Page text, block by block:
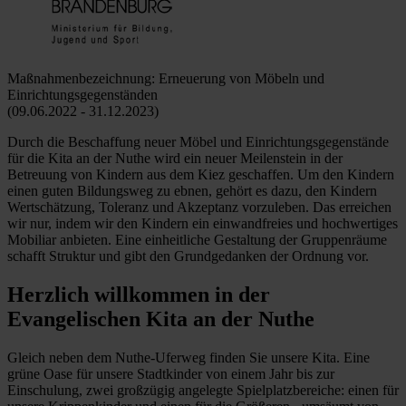
Maßnahmenbezeichnung: Erneuerung von Möbeln und
Einrichtungsgegenständen
(09.06.2022 - 31.12.2023)
Durch die Beschaffung neuer Möbel und Einrichtungsgegenstände
für die Kita an der Nuthe wird ein neuer Meilenstein in der
Betreuung von Kindern aus dem Kiez geschaffen. Um den Kindern
einen guten Bildungsweg zu ebnen, gehört es dazu, den Kindern
Wertschätzung, Toleranz und Akzeptanz vorzuleben. Das erreichen
wir nur, indem wir den Kindern ein einwandfreies und hochwertiges
Mobiliar anbieten. Eine einheitliche Gestaltung der Gruppenräume
schafft Struktur und gibt den Grundgedanken der Ordnung vor.
Herzlich willkommen in der
Evangelischen Kita an der Nuthe
Gleich neben dem Nuthe-Uferweg finden Sie unsere Kita. Eine
grüne Oase für unsere Stadtkinder von einem Jahr bis zur
Einschulung, zwei großzügig angelegte Spielplatzbereiche: einen für